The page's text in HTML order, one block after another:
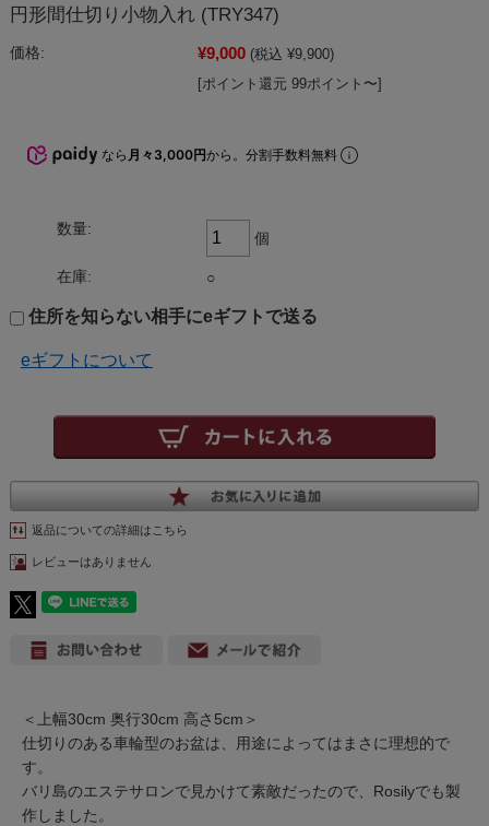
円形間仕切り小物入れ (TRY347)
価格: ¥9,000 (税込 ¥9,900)
[ポイント還元 99ポイント〜]
なら 月々3,000円から。分割手数料無料
数量:
個
在庫: ○
住所を知らない相手にeギフトで送る
eギフトについて
返品についての詳細はこちら
レビューはありません
＜上幅30cm 奥行30cm 高さ5cm＞
仕切りのある車輪型のお盆は、用途によってはまさに理想的で
す。
バリ島のエステサロンで見かけて素敵だったので、Rosilyでも製
作しました。